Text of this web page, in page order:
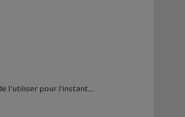
l'utiliser pour l'instant.